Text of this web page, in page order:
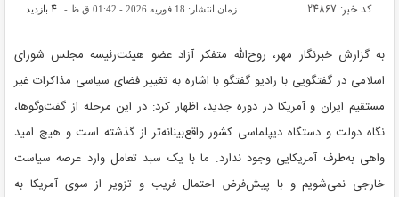
کد خبر: 24867 زمان انتشار: 18 فوریه 2026 - 01:42 ق.ظ - 4 بازدید
به گزارش خبرنگار مهر، روح‌الله متفکر آزاد عضو هیئت‌رئیسه مجلس شورای
اسلامی در گفتگویی با رادیو گفتگو با اشاره به تغییر فضای سیاسی مذاکرات غیر
مستقیم ایران و آمریکا در دوره جدید، اظهار کرد: در این مرحله از گفت‌وگوها،
نگاه دولت و دستگاه دیپلماسی کشور واقع‌بینانه‌تر از گذشته است و هیچ امید
واهی به‌طرف آمریکایی وجود ندارد. ما با یک سبد تعامل وارد عرصه سیاست
خارجی نمی‌شویم و با پیش‌فرض احتمال فریب و تزویر از سوی آمریکا به